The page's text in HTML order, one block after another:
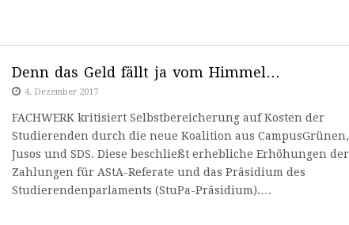
Denn das Geld fällt ja vom Himmel…
4. Dezember 2017
FACHWERK kritisiert Selbstbereicherung auf Kosten der
Studierenden durch die neue Koalition aus CampusGrünen,
Jusos und SDS. Diese beschließt erhebliche Erhöhungen der
Zahlungen für AStA-Referate und das Präsidium des
Studierendenparlaments (StuPa-Präsidium).…